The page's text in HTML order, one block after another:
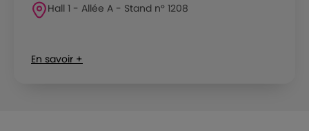
Hall 1 - Allée A - Stand n° 1208
En savoir +